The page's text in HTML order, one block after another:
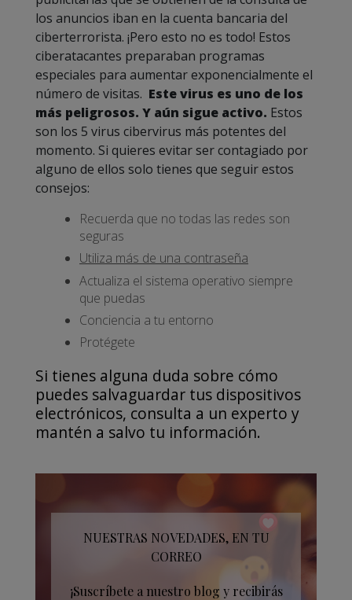
los anuncios iban en la cuenta bancaria del
ciberterrorista. ¡Pero esto no es todo! Estos
ciberatacantes preparaban programas
especiales para aumentar exponencialmente el
número de visitas. Este virus es uno de los
más peligrosos. Y aún sigue activo. Estos
son los 5 virus cibervirus más potentes del
momento. Si quieres evitar ser contagiado por
alguno de ellos solo tienes que seguir estos
consejos:
Recuerda que no todas las redes son
seguras
Utiliza más de una contraseña
Actualiza el sistema operativo siempre
que puedas
Conciencia a tu entorno
Protégete
Si tienes alguna duda sobre cómo
puedes salvaguardar tus dispositivos
electrónicos, consulta a un experto y
mantén a salvo tu información.
NUESTRAS NOVEDADES, EN TU
CORREO
¡Suscríbete a nuestro blog y recibirás